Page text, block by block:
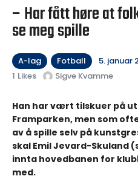
– Har fått høre at
se meg spille
A-lag Fotball 5. januar
1 Likes Sigve Kvamme
Han har vært tilskuer på
Framparken, men som
av å spille selv på
skal Emil Jevard-Skuland
innta hovedbanen for
med.